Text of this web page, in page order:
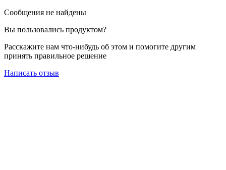
Сообщения не найдены
Вы пользовались продуктом?
Расскажите нам что-нибудь об этом и помогите другим
принять правильное решение
Написать отзыв